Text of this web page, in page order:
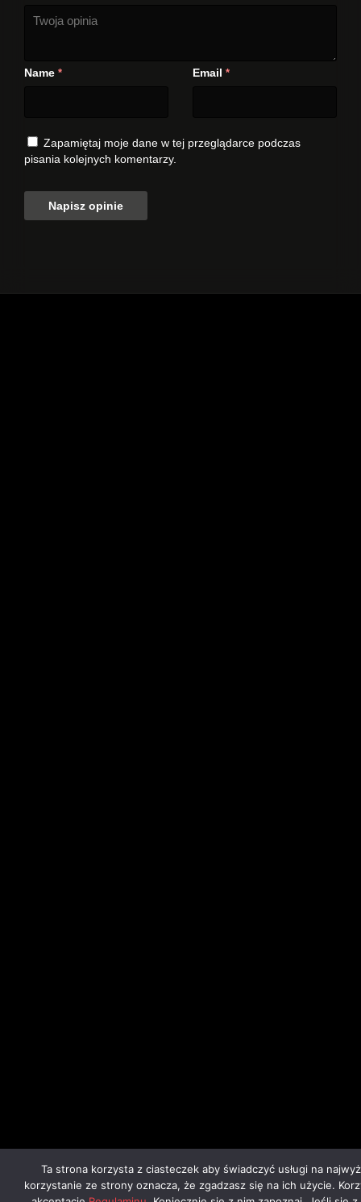
Name * Email *
Zapamiętaj moje dane w tej przeglądarce podczas
pisania kolejnych komentarzy.
Ta strona korzysta z ciasteczek aby świadczyć usługi na
korzystanie ze strony oznacza, że zgadzasz się na ich użycie.